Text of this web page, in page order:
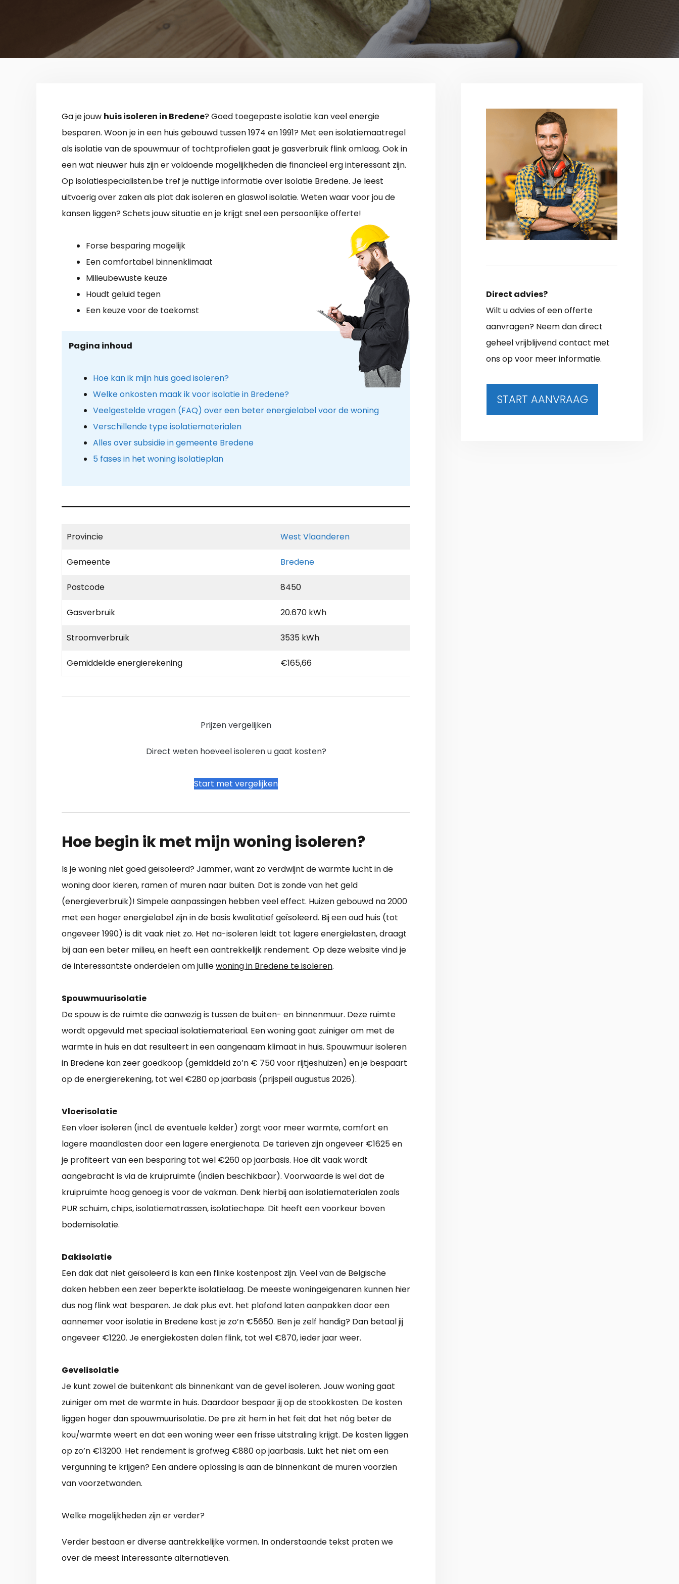
Ga je jouw huis isoleren in Bredene? Goed toegepaste isolatie kan veel energie
besparen. Woon je in een huis gebouwd tussen 1974 en 1991? Met een isolatiemaatregel
als isolatie van de spouwmuur of tochtprofielen gaat je gasverbruik flink omlaag. Ook in
een wat nieuwer huis zijn er voldoende mogelijkheden die financieel erg interessant zijn.
Op isolatiespecialisten.be tref je nuttige informatie over isolatie Bredene. Je leest
uitvoerig over zaken als plat dak isoleren en glaswol isolatie. Weten waar voor jou de
kansen liggen? Schets jouw situatie en je krijgt snel een persoonlijke offerte!
Forse besparing mogelijk
Een comfortabel binnenklimaat
Milieubewuste keuze
Houdt geluid tegen
Een keuze voor de toekomst
Pagina inhoud
Hoe kan ik mijn huis goed isoleren?
Welke onkosten maak ik voor isolatie in Bredene?
Veelgestelde vragen (FAQ) over een beter energielabel voor de woning
Verschillende type isolatiematerialen
Alles over subsidie in gemeente Bredene
5 fases in het woning isolatieplan
Provincie West Vlaanderen
Gemeente Bredene
Postcode 8450
Gasverbruik 20.670 kWh
Stroomverbruik 3535 kWh
Gemiddelde energierekening €165,66
Prijzen vergelijken
Direct weten hoeveel isoleren u gaat kosten?
Start met vergelijken
Hoe begin ik met mijn woning isoleren?
Is je woning niet goed geïsoleerd? Jammer, want zo verdwijnt de warmte lucht in de
woning door kieren, ramen of muren naar buiten. Dat is zonde van het geld
(energieverbruik)! Simpele aanpassingen hebben veel effect. Huizen gebouwd na 2000
met een hoger energielabel zijn in de basis kwalitatief geïsoleerd. Bij een oud huis (tot
ongeveer 1990) is dit vaak niet zo. Het na-isoleren leidt tot lagere energielasten, draagt
bij aan een beter milieu, en heeft een aantrekkelijk rendement. Op deze website vind je
de interessantste onderdelen om julliewoning in Bredene te isoleren.
Spouwmuurisolatie
De spouw is de ruimte die aanwezig is tussen de buiten- en binnenmuur. Deze ruimte
wordt opgevuld met speciaal isolatiemateriaal. Een woning gaat zuiniger om met de
warmte in huis en dat resulteert in een aangenaam klimaat in huis. Spouwmuur isoleren
in Bredene kan zeer goedkoop (gemiddeld zo’n € 750 voor rijtjeshuizen) en je bespaart
op de energierekening, tot wel €280 op jaarbasis (prijspeil augustus 2026).
Vloerisolatie
Een vloer isoleren (incl. de eventuele kelder) zorgt voor meer warmte, comfort en
lagere maandlasten door een lagere energienota. De tarieven zijn ongeveer €1625 en
je profiteert van een besparing tot wel €260 op jaarbasis. Hoe dit vaak wordt
aangebracht is via de kruipruimte (indien beschikbaar). Voorwaarde is wel dat de
kruipruimte hoog genoeg is voor de vakman. Denk hierbij aan isolatiematerialen zoals
PUR schuim, chips, isolatiematrassen, isolatiechape. Dit heeft een voorkeur boven
bodemisolatie.
Dakisolatie
Een dak dat niet geïsoleerd is kan een flinke kostenpost zijn. Veel van de Belgische
daken hebben een zeer beperkte isolatielaag. De meeste woningeigenaren kunnen hier
dus nog flink wat besparen. Je dak plus evt. het plafond laten aanpakken door een
aannemer voor isolatie in Bredene kost je zo’n €5650. Ben je zelf handig? Dan betaal jij
ongeveer €1220. Je energiekosten dalen flink, tot wel €870, ieder jaar weer.
Gevelisolatie
Je kunt zowel de buitenkant als binnenkant van de gevel isoleren. Jouw woning gaat
zuiniger om met de warmte in huis. Daardoor bespaar jij op de stookkosten. De kosten
liggen hoger dan spouwmuurisolatie. De pre zit hem in het feit dat het nóg beter de
kou/warmte weert en dat een woning weer een frisse uitstraling krijgt. De kosten liggen
op zo’n €13200. Het rendement is grofweg €880 op jaarbasis. Lukt het niet om een
vergunning te krijgen? Een andere oplossing is aan de binnenkant de muren voorzien
van voorzetwanden.
Welke mogelijkheden zijn er verder?
Verder bestaan er diverse aantrekkelijke vormen. In onderstaande tekst praten we
over de meest interessante alternatieven.
Direct advies?
Wilt u advies of een offerte
aanvragen? Neem dan direct
geheel vrijblijvend contact met
ons op voor meer informatie.
START AANVRAAG